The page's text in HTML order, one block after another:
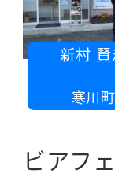
新村
寒川町
ビアフ